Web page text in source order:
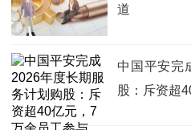
道
中国平安完
股：斥资超